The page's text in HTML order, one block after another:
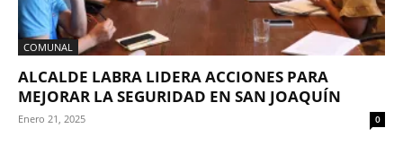
COMUNAL
ALCALDE LABRA LIDERA ACCIONES PARA
MEJORAR LA SEGURIDAD EN SAN JOAQUÍN
Enero 21, 2025 0